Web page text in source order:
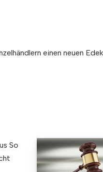
einen neuen
So